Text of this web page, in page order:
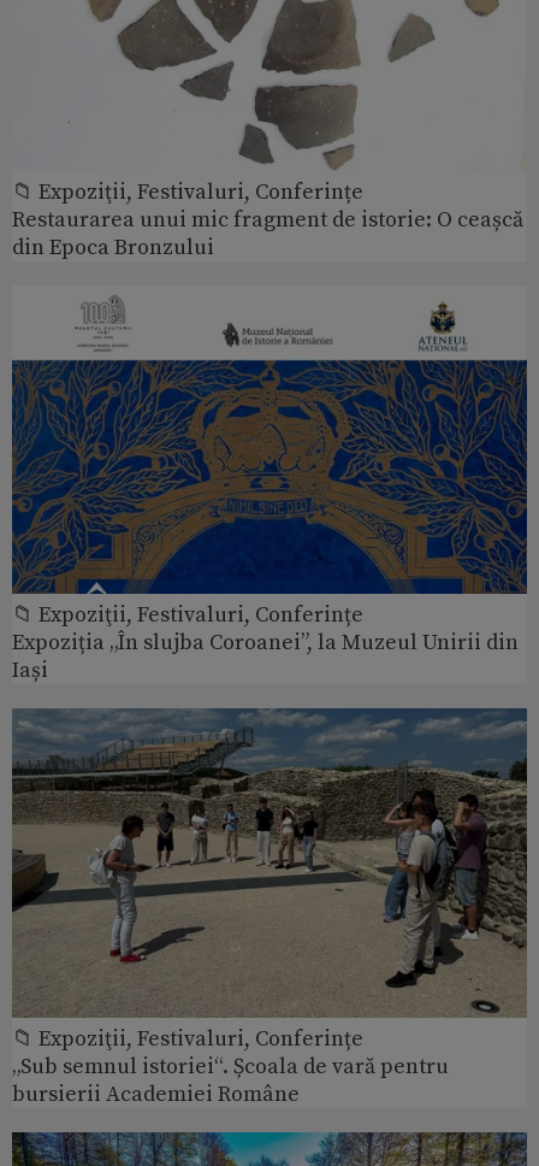
📁 Expoziţii, Festivaluri, Conferințe
Restaurarea unui mic fragment de istorie: O ceașcă
din Epoca Bronzului
📁 Expoziţii, Festivaluri, Conferințe
Expoziția „În slujba Coroanei”, la Muzeul Unirii din
Iași
📁 Expoziţii, Festivaluri, Conferințe
„Sub semnul istoriei“. Școala de vară pentru
bursierii Academiei Române